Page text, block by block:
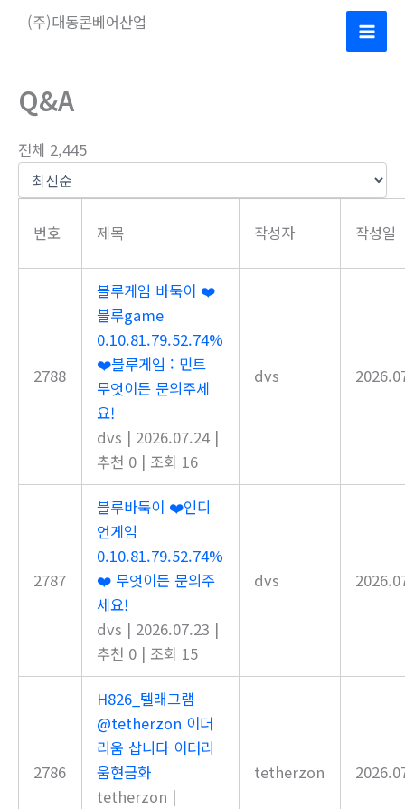
(주)대동콘베어산업
Main
Q&A
전체 2,445
번호 제목 작성자 작성일
2788
블루게임 바둑이 ❤️
블루game
0.10.81.79.52.74%
❤️블루게임 : 민트
무엇이든 문의주세
요!
dvs | 2026.07.24 |
추천 0 | 조회 16
dvs
2787
블루바둑이 ❤️인디
언게임
0.10.81.79.52.74%
❤️ 무엇이든 문의주
세요!
dvs | 2026.07.23 |
추천 0 | 조회 15
dvs
2786
H826_텔래그램
@tetherzon 이더
리움 삽니다 이더리
움현금화
tetherzon |
tetherzon